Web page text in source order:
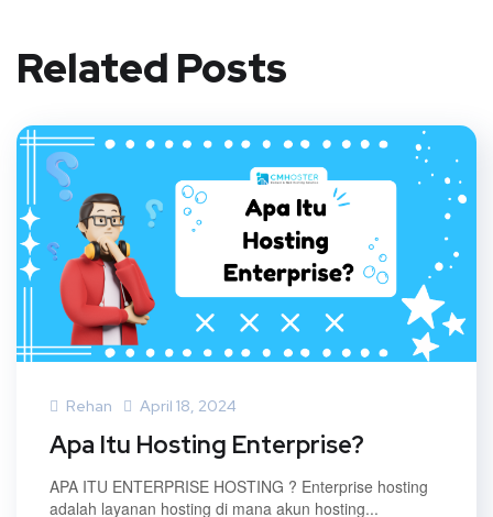
Related Posts
Rehan April 18, 2024
Apa Itu Hosting Enterprise?
APA ITU ENTERPRISE HOSTING ? Enterprise hosting
adalah layanan hosting di mana akun hosting...